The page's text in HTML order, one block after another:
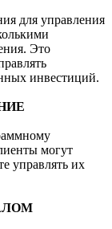
для управления
Это
инвестиций.
могут
управлять их